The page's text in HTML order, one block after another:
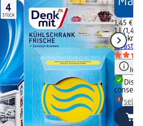
1,45 €
1 l (1,45
Denkmit